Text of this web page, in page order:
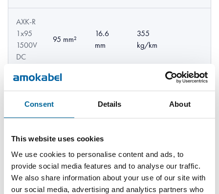
Consent Details About
This website uses cookies
We use cookies to personalise content and ads, to
provide social media features and to analyse our traffic.
We also share information about your use of our site with
our social media, advertising and analytics partners who
AXK-R
1x95
1500V
DC
95 mm²
16.6
mm
355
kg/km
AXK-R
1500V
DC
mm²
mm
1x150
1500V
DC
150
mm²
20.1
mm
529
kg/km